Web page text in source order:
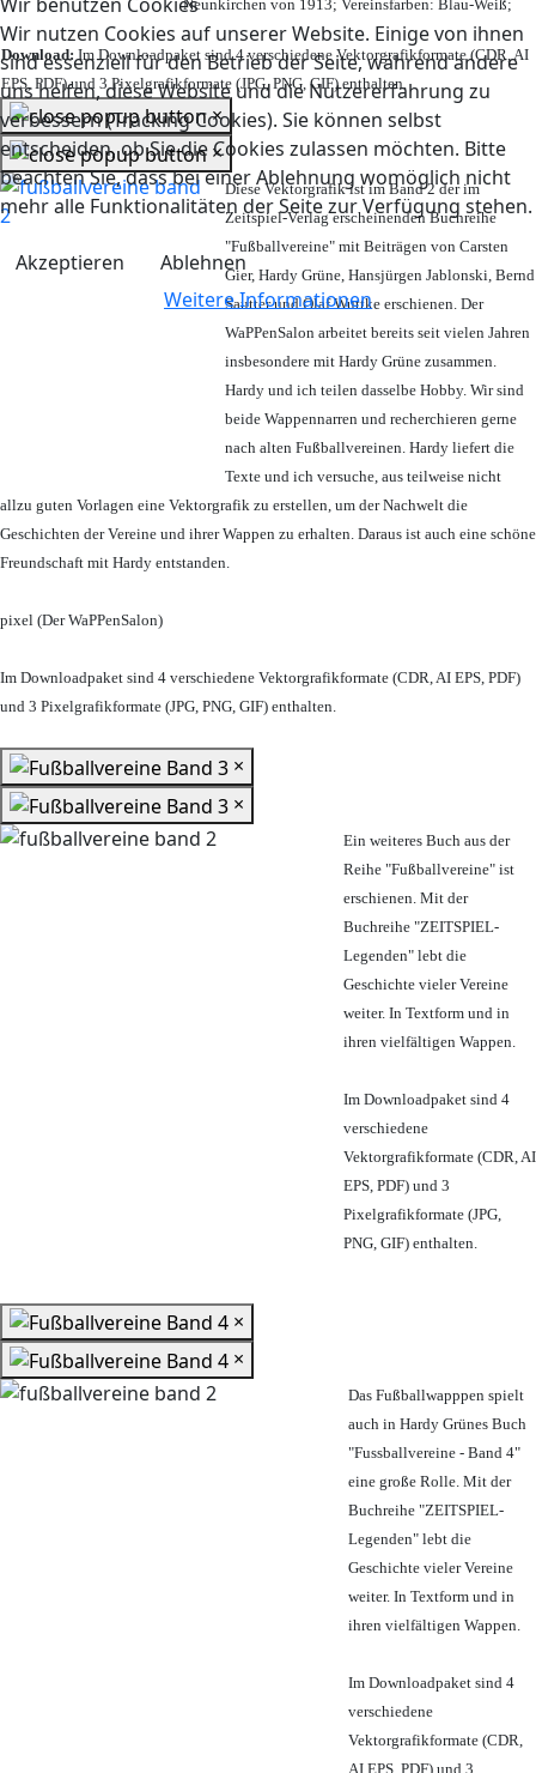
Wir nutzen Cookies auf unserer Website. Einige von ihnen
sind essenziell für den Betrieb der Seite, während andere
uns helfen, diese Website und die Nutzererfahrung zu
verbessern (Tracking Cookies). Sie können selbst
entscheiden, ob Sie die Cookies zulassen möchten. Bitte
beachten Sie, dass bei einer Ablehnung womöglich nicht
mehr alle Funktionalitäten der Seite zur Verfügung stehen.
Akzeptieren
Ablehnen
Weitere Informationen
Neunkirchen von 1913; Vereinsfarben: Blau-Weiß;
Download: Im Downloadpaket sind 4 verschiedene Vektorgrafikformate (CDR, AI
EPS, PDF) und 3 Pixelgrafikformate (JPG, PNG, GIF) enthalten.
×
×
Diese Vektorgrafik ist im Band 2 der im
Zeitspiel-Verlag erscheinenden Buchreihe
"Fußballvereine" mit Beiträgen von Carsten
Gier, Hardy Grüne, Hansjürgen Jablonski, Bernd
Sautter und Olaf Wuttke erschienen. Der
WaPPenSalon arbeitet bereits seit vielen Jahren
insbesondere mit Hardy Grüne zusammen.
Hardy und ich teilen dasselbe Hobby. Wir sind
beide Wappennarren und recherchieren gerne
nach alten Fußballvereinen. Hardy liefert die
Texte und ich versuche, aus teilweise nicht
allzu guten Vorlagen eine Vektorgrafik zu erstellen, um der Nachwelt die
Geschichten der Vereine und ihrer Wappen zu erhalten. Daraus ist auch eine schöne
Freundschaft mit Hardy entstanden.
pixel (Der WaPPenSalon)
Im Downloadpaket sind 4 verschiedene Vektorgrafikformate (CDR, AI EPS, PDF)
und 3 Pixelgrafikformate (JPG, PNG, GIF) enthalten.
×
×
Ein weiteres Buch aus der
Reihe "Fußballvereine" ist
erschienen. Mit der
Buchreihe "ZEITSPIEL-
Legenden" lebt die
Geschichte vieler Vereine
weiter. In Textform und in
ihren vielfältigen Wappen.
Im Downloadpaket sind 4
verschiedene
Vektorgrafikformate (CDR, AI
EPS, PDF) und 3
Pixelgrafikformate (JPG,
PNG, GIF) enthalten.
×
×
Das Fußballwapppen spielt
auch in Hardy Grünes Buch
"Fussballvereine - Band 4"
eine große Rolle. Mit der
Buchreihe "ZEITSPIEL-
Legenden" lebt die
Geschichte vieler Vereine
weiter. In Textform und in
ihren vielfältigen Wappen.
Im Downloadpaket sind 4
verschiedene
Vektorgrafikformate (CDR,
AI EPS, PDF) und 3